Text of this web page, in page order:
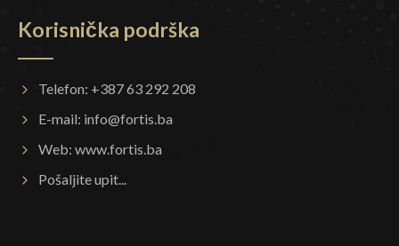
Korisnička podrška
Telefon: +387 63 292 208
E-mail: info@fortis.ba
Web: www.fortis.ba
Pošaljite upit...